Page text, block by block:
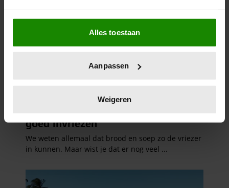
Als u het toestaat, willen we ook graag:
Informatie verzamelen over uw geografische
locatie, die tot een paar meter nauwkeurig kan zijn
scannen op specifieke eigenschappen (fingerprinting)
verwerkt en stel uw voorkeuren in het
intrekken in de Cookieverklaring.
We gebruiken cookies om content en advertenties te
en om ons websiteverkeer te analyseren. Ook delen we
informatie over uw gebruik van onze site met onze
Alles toestaan
Aanpassen
Weigeren